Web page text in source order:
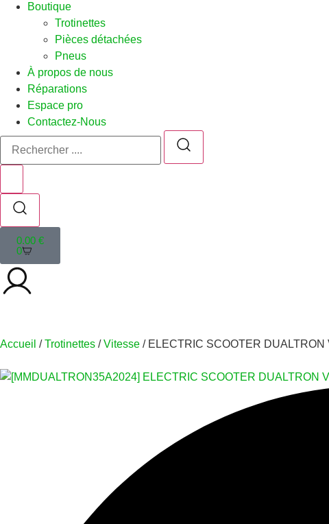
Boutique
Trotinettes
Pièces détachées
Pneus
À propos de nous
Réparations
Espace pro
Contactez-Nous
0.00 €
0
Accueil /Trotinettes /Vitesse / ELECTRIC SCOOTER